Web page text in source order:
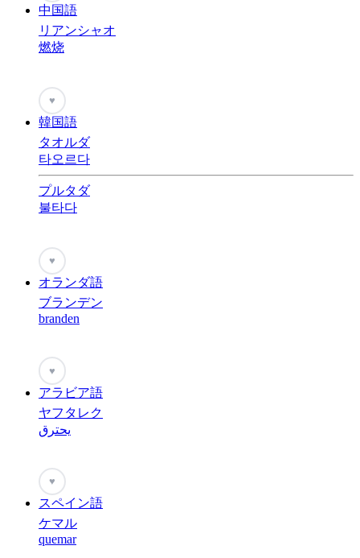
中国語
リアンシャオ
燃烧
♥
韓国語
タオルダ
타오르다
プルタダ
불타다
♥
オランダ語
ブランデン
branden
♥
アラビア語
ヤフタレク
يحترق
♥
スペイン語
ケマル
quemar